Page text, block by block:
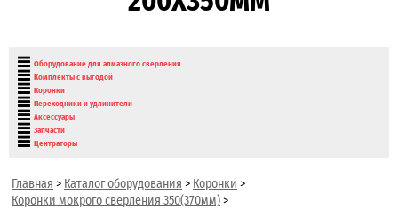
Оборудование для алмазного сверления
Комплекты с выгодой
Коронки
Переходники и удлинители
Аксессуары
Запчасти
Центраторы
Главная > Каталог оборудования > Коронки >
Коронки мокрого сверления 350(370мм)>